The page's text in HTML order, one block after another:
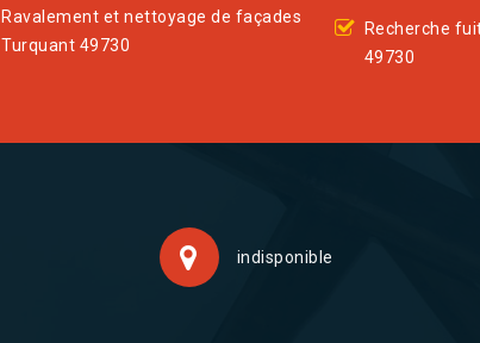
Ravalement et nettoyage de façades
Turquant 49730
Recherche
49730
indisponible